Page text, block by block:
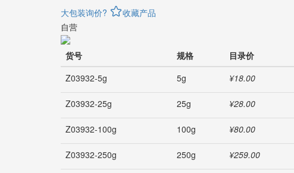
大包装询价?
收藏产品
自营
货号 规格 目录价
Z03932-5g
5g ¥18.00
Z03932-25g
25g ¥28.00
Z03932-100g
100g ¥80.00
Z03932-250g
250g ¥259.00